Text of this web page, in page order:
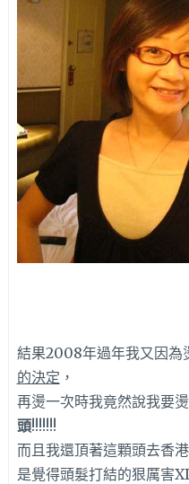
結果2008年過年我又因為
的決定 ，
再燙一次時我竟然說我要
頭!!!!!!!
而且我還頂著這顆頭去香
是覺得頭髮打結的狠厲害